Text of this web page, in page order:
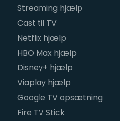
Streaming hjælp
Cast til TV
Netflix hjælp
HBO Max hjælp
Disney+ hjælp
Viaplay hjælp
Google TV opsætning
Fire TV Stick